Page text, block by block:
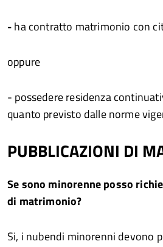
-ha contratto matrimonio con
oppure
- possedere residenza
quanto previsto dalle norme
PUBBLICAZIONI DI
Se sono minorenne posso
di matrimonio?
Si, i nubendi minorenni devono